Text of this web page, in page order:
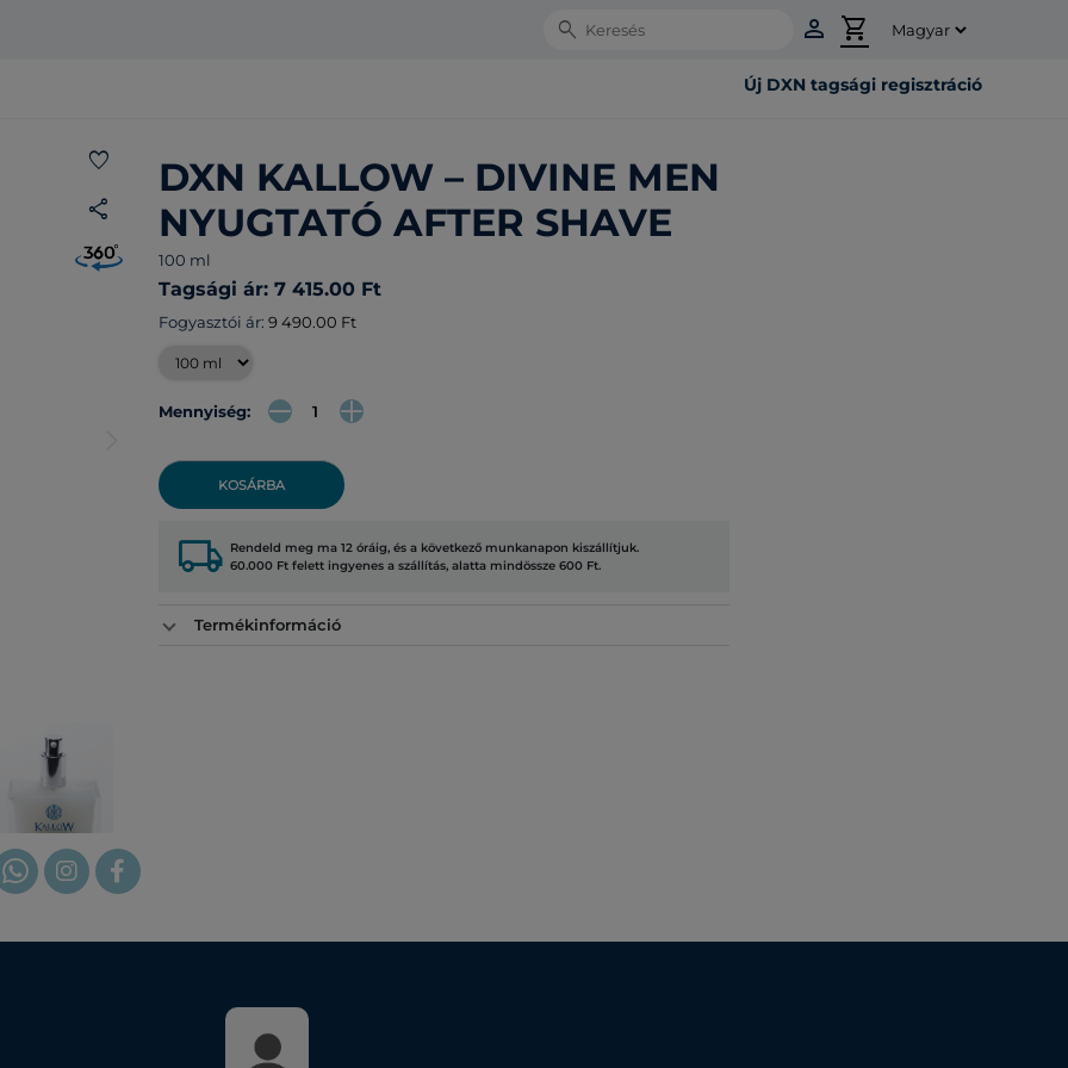
Search person shopping_cart
Új DXN tagsági regisztráció
favorite
share
DXN KALLOW – DIVINE MEN
NYUGTATÓ AFTER SHAVE
100 ml
Tagsági ár: 7 415.00 Ft
Fogyasztói ár: 9 490.00 Ft
Mennyiség:
KOSÁRBA
local_shipping Rendeld meg ma 12 óráig, és a következő munkanapon kiszállítjuk.
60.000 Ft felett ingyenes a szállítás, alatta mindössze 600 Ft.
Termékinformáció